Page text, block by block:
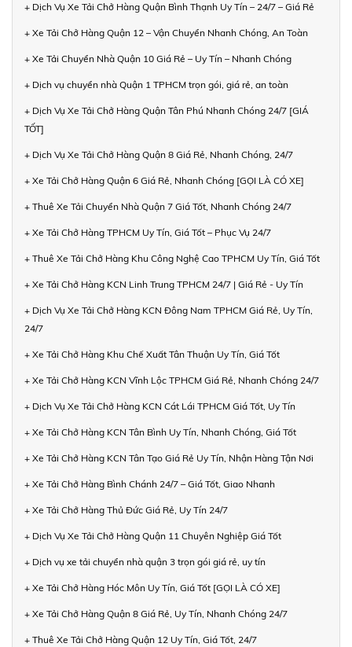
+ Dịch Vụ Xe Tải Chở Hàng Quận Bình Thạnh Uy Tín – 24/7 – Giá Rẻ
+ Xe Tải Chở Hàng Quận 12 – Vận Chuyển Nhanh Chóng, An Toàn
+ Xe Tải Chuyển Nhà Quận 10 Giá Rẻ – Uy Tín – Nhanh Chóng
+ Dịch vụ chuyển nhà Quận 1 TPHCM trọn gói, giá rẻ, an toàn
+ Dịch Vụ Xe Tải Chở Hàng Quận Tân Phú Nhanh Chóng 24/7 [GIÁ
TỐT]
+ Dịch Vụ Xe Tải Chở Hàng Quận 8 Giá Rẻ, Nhanh Chóng, 24/7
+ Xe Tải Chở Hàng Quận 6 Giá Rẻ, Nhanh Chóng [GỌI LÀ CÓ XE]
+ Thuê Xe Tải Chuyển Nhà Quận 7 Giá Tốt, Nhanh Chóng 24/7
+ Xe Tải Chở Hàng TPHCM Uy Tín, Giá Tốt – Phục Vụ 24/7
+ Thuê Xe Tải Chở Hàng Khu Công Nghệ Cao TPHCM Uy Tín, Giá Tốt
+ Xe Tải Chở Hàng KCN Linh Trung TPHCM 24/7 | Giá Rẻ - Uy Tín
+ Dịch Vụ Xe Tải Chở Hàng KCN Đông Nam TPHCM Giá Rẻ, Uy Tín,
24/7
+ Xe Tải Chở Hàng Khu Chế Xuất Tân Thuận Uy Tín, Giá Tốt
+ Xe Tải Chở Hàng KCN Vĩnh Lộc TPHCM Giá Rẻ, Nhanh Chóng 24/7
+ Dịch Vụ Xe Tải Chở Hàng KCN Cát Lái TPHCM Giá Tốt, Uy Tín
+ Xe Tải Chở Hàng KCN Tân Bình Uy Tín, Nhanh Chóng, Giá Tốt
+ Xe Tải Chở Hàng KCN Tân Tạo Giá Rẻ Uy Tín, Nhận Hàng Tận Nơi
+ Xe Tải Chở Hàng Bình Chánh 24/7 – Giá Tốt, Giao Nhanh
+ Xe Tải Chở Hàng Thủ Đức Giá Rẻ, Uy Tín 24/7
+ Dịch Vụ Xe Tải Chở Hàng Quận 11 Chuyên Nghiệp Giá Tốt
+ Dịch vụ xe tải chuyển nhà quận 3 trọn gói giá rẻ, uy tín
+ Xe Tải Chở Hàng Hóc Môn Uy Tín, Giá Tốt [GỌI LÀ CÓ XE]
+ Xe Tải Chở Hàng Quận 8 Giá Rẻ, Uy Tín, Nhanh Chóng 24/7
+ Thuê Xe Tải Chở Hàng Quận 12 Uy Tín, Giá Tốt, 24/7